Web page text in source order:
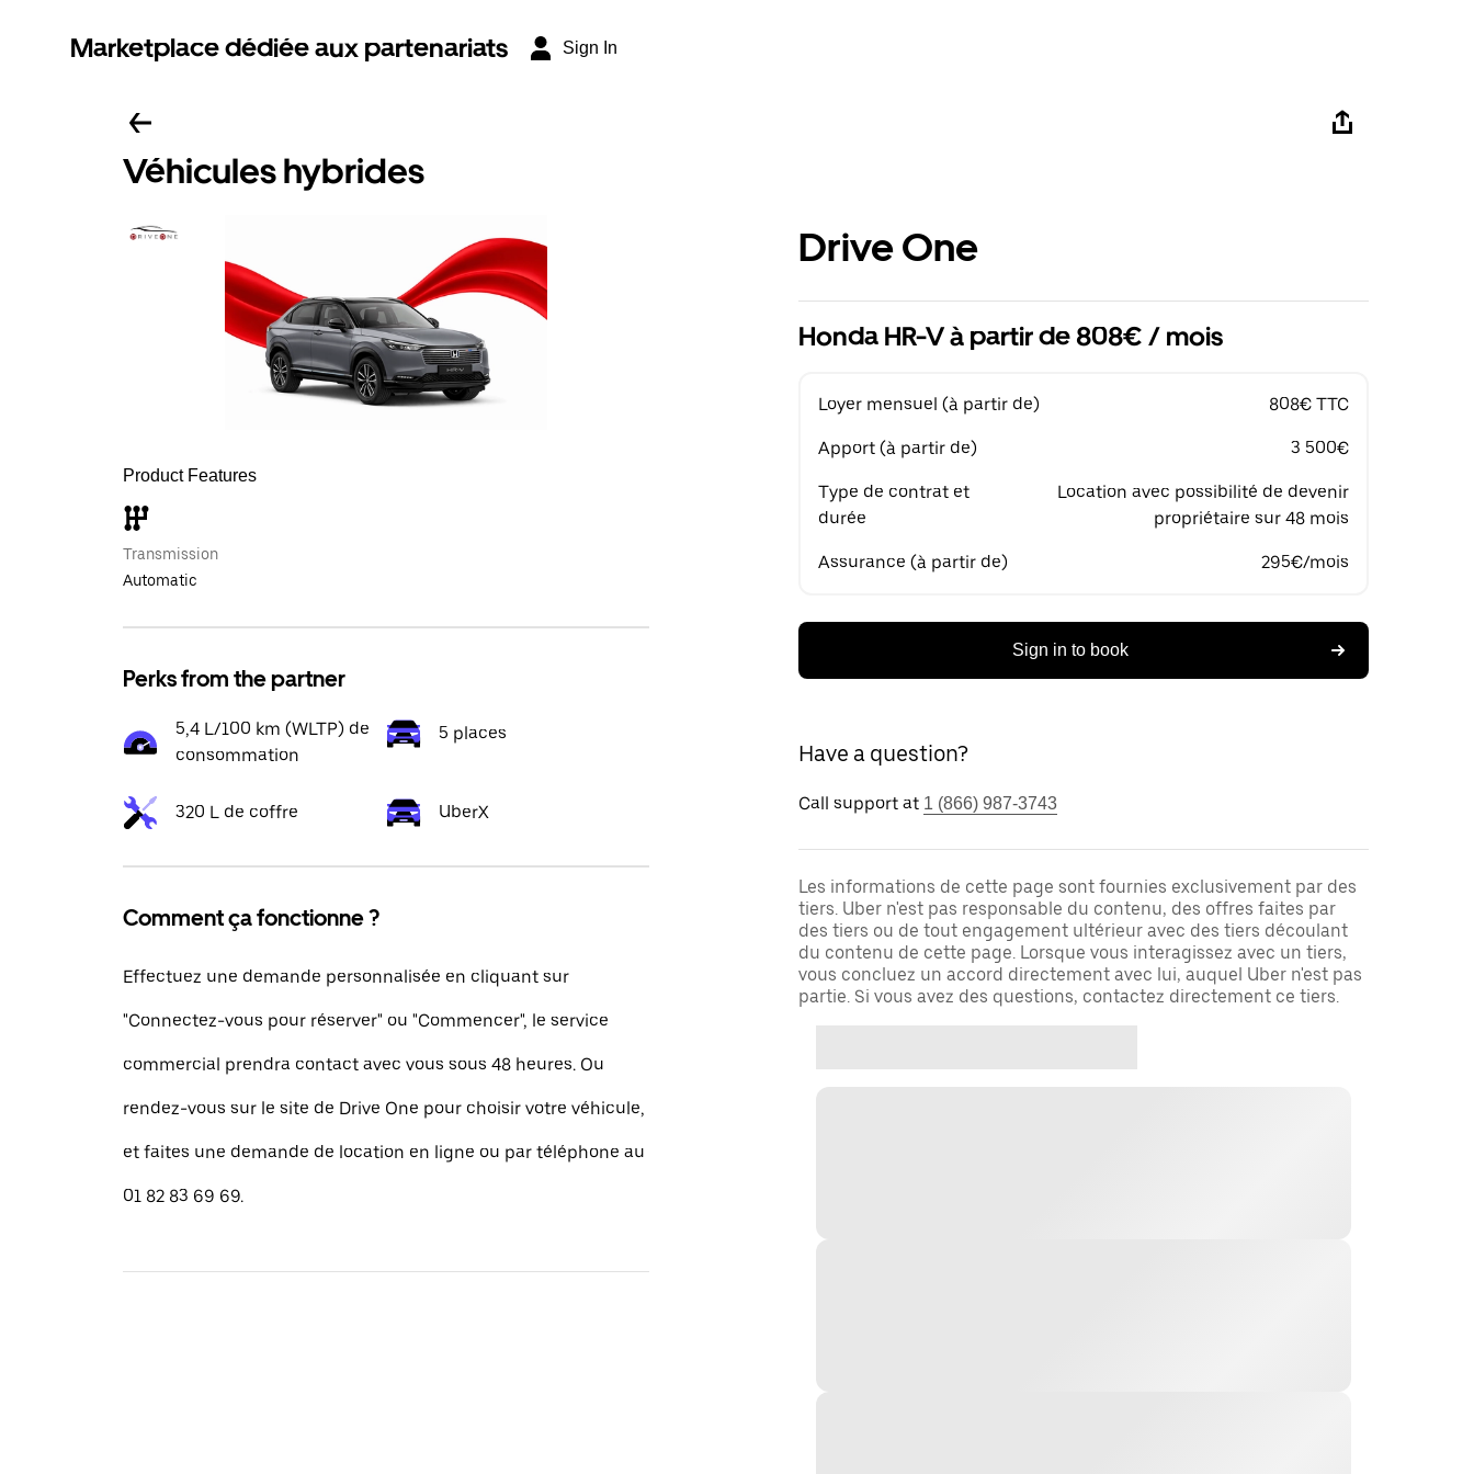
Marketplace dédiée aux partenariats Sign In
Véhicules hybrides
Product Features
Transmission
Automatic
Perks from the partner
5,4 L/100 km (WLTP) de
consommation
5 places
320 L de coffre UberX
Comment ça fonctionne ?
Effectuez une demande personnalisée en cliquant sur
"Connectez-vous pour réserver" ou "Commencer", le service
commercial prendra contact avec vous sous 48 heures. Ou
rendez-vous sur le site de Drive One pour choisir votre véhicule,
et faites une demande de location en ligne ou par téléphone au
01 82 83 69 69.
Drive One
Honda HR-V à partir de 808€ / mois
Loyer mensuel (à partir de) 808€ TTC
Apport (à partir de) 3 500€
Type de contrat et
durée
Location avec possibilité de devenir
propriétaire sur 48 mois
Assurance (à partir de) 295€/mois
Sign in to book
Have a question?
Call support at 1 (866) 987-3743
Les informations de cette page sont fournies exclusivement par des
tiers. Uber n'est pas responsable du contenu, des offres faites par
des tiers ou de tout engagement ultérieur avec des tiers découlant
du contenu de cette page. Lorsque vous interagissez avec un tiers,
vous concluez un accord directement avec lui, auquel Uber n'est pas
partie. Si vous avez des questions, contactez directement ce tiers.